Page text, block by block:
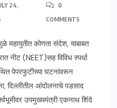
24,
0
COMMENTS
महायुतीत कोणता संदेश, याबाबत
नीट (NEET)सह विविध स्पर्धा
पेपरफुटीच्या घटनांवरून
दिल्लीतील आंदोलनाचे पडसाद
उपमुख्यमंत्री एकनाथ शिंदे